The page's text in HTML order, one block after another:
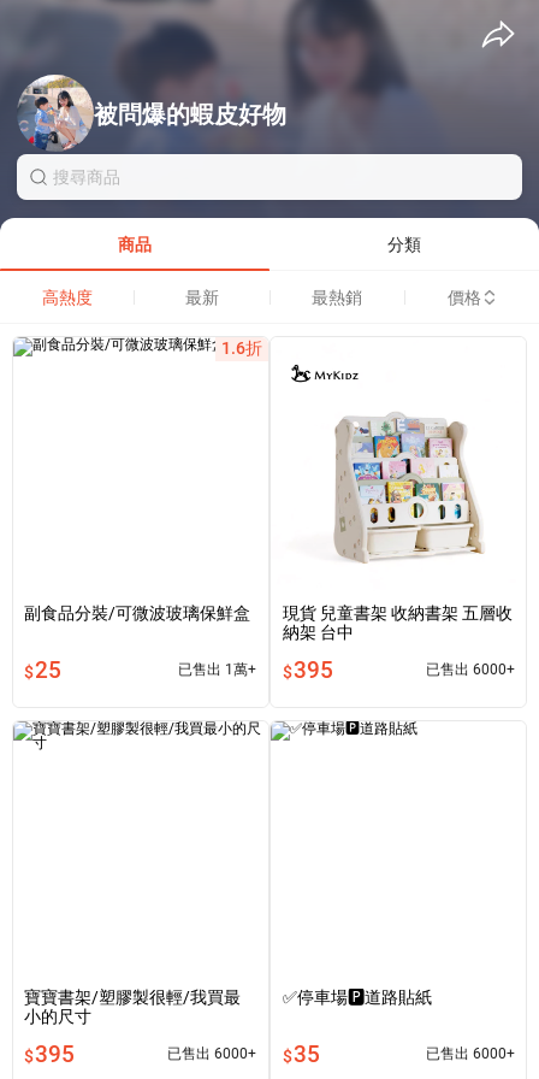
被問爆的蝦皮好物
商品 分類
高熱度 最新 最熱銷 價格
1.6折
副食品分裝/可微波玻璃保鮮盒
$25 已售出 1萬+
現貨 兒童書架 收納書架 五層收
納架 台中
$395 已售出 6000+
寶寶書架/塑膠製很輕/我買最
小的尺寸
$395 已售出 6000+
✅停車場🅿️道路貼紙
$35 已售出 6000+